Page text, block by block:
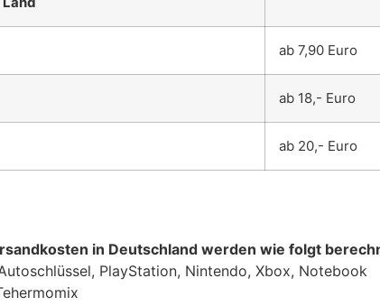
ab 7,90 Euro
ab 18,- Euro
ab 20,- Euro
in Deutschland werden wie folgt
PlayStation, Nintendo, Xbox, Notebook